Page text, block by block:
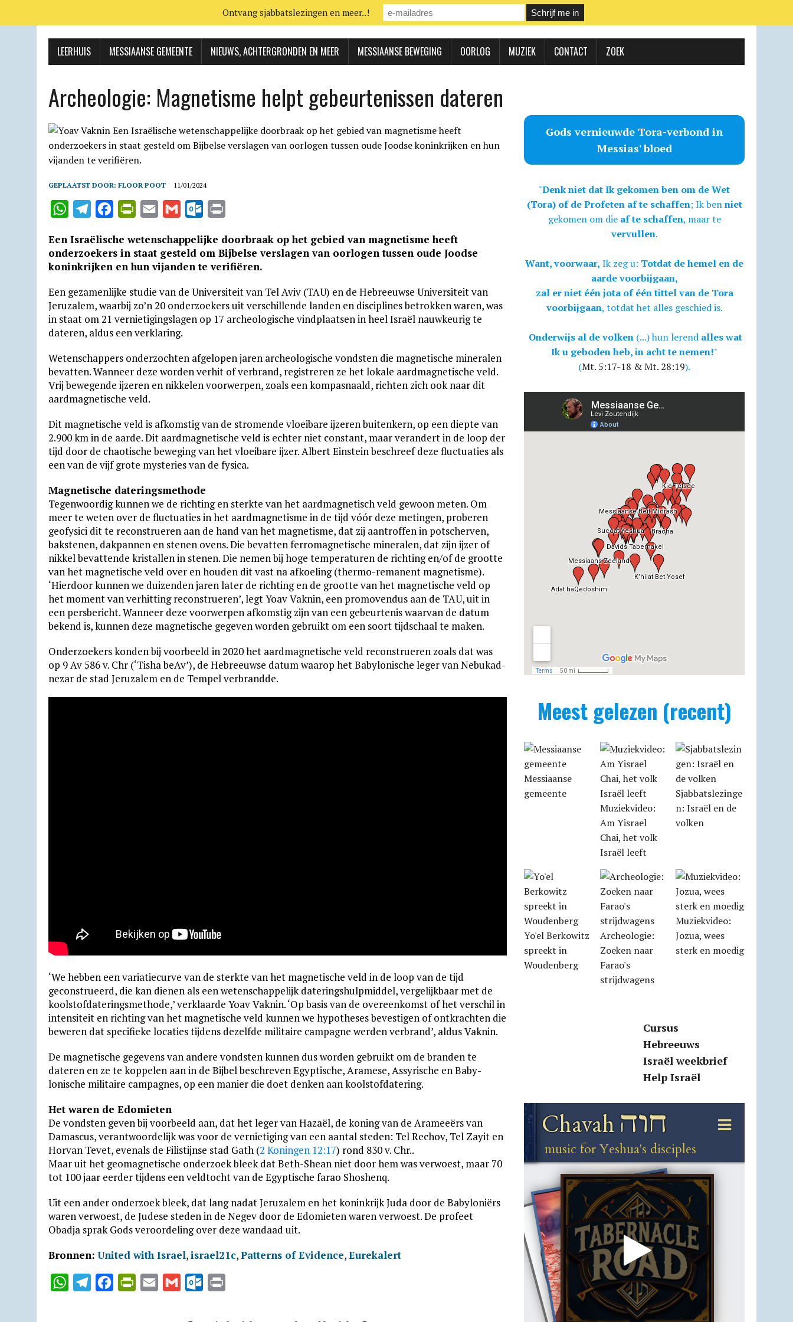
LEERHUIS MESSIAANSE GEMEENTE NIEUWS, ACHTERGRONDEN EN MEER MESSIAANSE BEWEGING OORLOG MUZIEK CONTACT ZOEK
Archeologie: Magnetisme helpt gebeurtenissen dateren
GEPLAATST DOOR: FLOOR POOT 11/01/2024
W
a
t
A
p
p
T
l
e
r
a
m
c
e
o
o
k
i
n
F
r
i
n
d
l
y
a
i
a
i
t
l
o
k
o
m
i
n
Een Israëlische wetenschappelijke doorbraak op het gebied van magnetisme heeft
onderzoekers in staat gesteld om Bijbelse verslagen van oorlogen tussen oude Joodse
koninkrijken en hun vijanden te verifiëren.
Een gezamenlijke studie van de Universiteit van Tel Aviv (TAU) en de Hebreeuwse Universiteit van
Jeruzalem, waarbij zo’n 20 onderzoekers uit verschillende landen en disciplines betrokken waren, was
in staat om 21 vernieti­gings­lagen op 17 archeo­logische vind­plaatsen in heel Israël nauwkeurig te
dateren, aldus een verklaring.
Wetenschappers onderzochten afgelopen jaren archeologische vondsten die magnetische mineralen
bevatten. Wanneer deze worden verhit of verbrand, registreren ze het lokale aard­magnetische veld.
Vrij bewegende ijzeren en nikkelen voor­werpen, zoals een kompasnaald, richten zich ook naar dit
aardmagnetische veld.
Dit magnetische veld is afkomstig van de stromende vloeibare ijzeren buitenkern, op een diepte van
2.900 km in de aarde. Dit aard­magnetische veld is echter niet constant, maar verandert in de loop der
tijd door de chaotische beweging van het vloei­bare ijzer. Albert Einstein beschreef deze fluctuaties als
een van de vijf grote mysteries van de fysica.
Magnetische dateringsmethode
Tegenwoordig kunnen we de richting en sterkte van het aardmagnetisch veld gewoon meten. Om
meer te weten over de fluctuaties in het aardmagnetisme in de tijd vóór deze metingen, proberen
geofysici dit te reconstrueren aan de hand van het magnetisme, dat zij aantroffen in pot­scherven,
bak­stenen, dak­pannen en stenen ovens. Die bevatten ferro­magnetische mineralen, dat zijn ijzer of
nikkel bevattende kristallen in stenen. Die nemen bij hoge tempe­ra­turen de richting en/of de grootte
van het magne­tische veld over en houden dit vast na afkoeling (thermo-remanent magnetisme).
‘Hierdoor kunnen we duizenden jaren later de richting en de grootte van het magnetische veld op
het moment van verhitting reconstrueren’, legt Yoav Vaknin, een promo­ven­dus aan de TAU, uit in
een persbericht. Wanneer deze voorwerpen afkom­stig zijn van een gebeur­tenis waarvan de datum
bekend is, kunnen deze magnetische gegeven worden gebruikt om een soort tijdschaal te maken.
Onderzoekers konden bij voorbeeld in 2020 het aard­mag­netische veld recon­strueren zoals dat was
op 9 Av 586 v. Chr (‘Tisha beAv’), de Hebreeuwse datum waarop het Baby­lo­ni­sche leger van Nebu­kad­
nezar de stad Jeru­zalem en de Tempel verbrandde.
‘We hebben een variatie­curve van de sterkte van het magnetische veld in de loop van de tijd
geconstrueerd, die kan dienen als een weten­schap­pelijk daterings­hulp­middel, ver­ge­lijk­baar met de
koolstof­daterings­methode,’ verklaarde Yoav Vaknin. ‘Op basis van de over­een­komst of het verschil in
intensiteit en richting van het magne­tische veld kunnen we hypo­theses beves­tigen of ontkrachten die
beweren dat speci­fieke locaties tijdens dezelfde militaire campagne werden verbrand’, aldus Vaknin.
De magnetische gegevens van andere vondsten kunnen dus worden gebruikt om de branden te
dateren en ze te koppelen aan in de Bijbel beschreven Egyptische, Aramese, Assyrische en Baby­
lonische militaire campag­nes, op een manier die doet denken aan kool­stof­date­ring.
Het waren de Edomieten
De vondsten geven bij voorbeeld aan, dat het leger van Hazaël, de koning van de Arameeërs van
Damascus, verantwoordelijk was voor de vernietiging van een aantal steden: Tel Rechov, Tel Zayit en
Horvan Tevet, evenals de Filistijnse stad Gath (2 Koningen 12:17) rond 830 v. Chr..
Maar uit het geomagnetische onderzoek bleek dat Beth-Shean niet door hem was verwoest, maar 70
tot 100 jaar eerder tijdens een veldtocht van de Egyptische farao Shoshenq.
Uit een ander onderzoek bleek, dat lang nadat Jeru­za­lem en het koninkrijk Juda door de Baby­loniërs
waren verwoest, de Judese steden in de Negev door de Edomieten waren verwoest. De profeet
Obadja sprak Gods ver­oor­deling over deze wandaad uit.
Bronnen: United with Israel,israel21c,Patterns of Evidence,Eurekalert
W
T
Gods vernieuwde Tora-verbond in
Messias' bloed
"Denk niet dat Ik gekomen ben om de Wet
(Tora) of de Profeten af te schaffen; Ik benniet
gekomen om die af te schaffen, maar te
vervullen.
Want, voorwaar, Ik zeg u: Totdat de hemel en de
aarde voorbijgaan,
zal er niet één jota of één tittel van de Tora
voorbijgaan, totdat het alles geschied is.
Onderwijs al de volken (...) hun lerend alles wat
Ik u geboden heb, in acht te nemen!"
(Mt. 5:17-18 & Mt. 28:19).
Meest gelezen (recent)
Messiaanse
gemeente
Muziekvideo:
Am Yisrael
Chai, het volk
Israël leeft
Sjabbatslezinge
n: Israël en de
volken
Yo'el Berkowitz
spreekt in
Woudenberg
Archeologie:
Zoeken naar
Farao's
strijdwagens
Muziekvideo:
Jozua, wees
sterk en moedig
Cursus
Hebreeuws
Israël weekbrief
Help Israël
Ontvang sjabbatslezingen en meer..!